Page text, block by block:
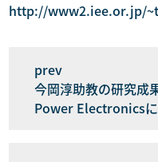
http://www2.iee.or.jp/
今岡淳助教の研究成
Power Electronicsに